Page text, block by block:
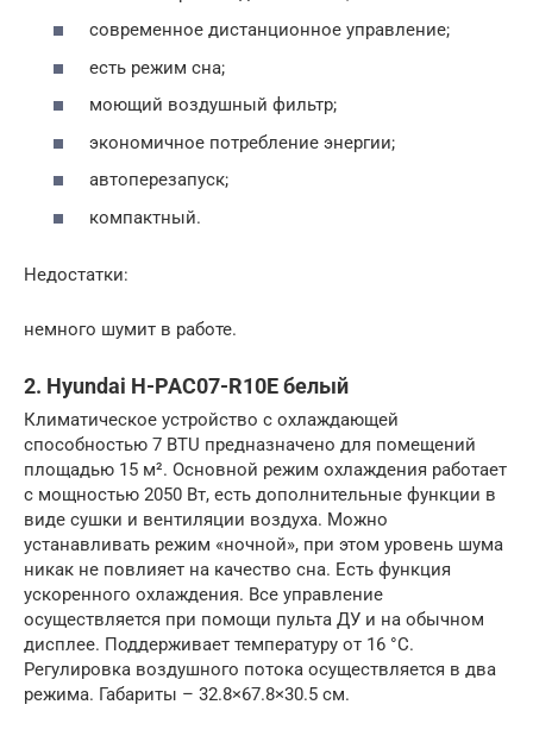
современное дистанционное управление;
есть режим сна;
моющий воздушный фильтр;
экономичное потребление энергии;
автоперезапуск;
компактный.
Недостатки:
немного шумит в работе.
2. Hyundai H-PAC07-R10E белый
Климатическое устройство с охлаждающей
способностью 7 BTU предназначено для помещений
площадью 15 м². Основной режим охлаждения работает
с мощностью 2050 Вт, есть дополнительные функции в
виде сушки и вентиляции воздуха. Можно
устанавливать режим «ночной», при этом уровень шума
никак не повлияет на качество сна. Есть функция
ускоренного охлаждения. Все управление
осуществляется при помощи пульта ДУ и на обычном
дисплее. Поддерживает температуру от 16 °С.
Регулировка воздушного потока осуществляется в два
режима. Габариты – 32.8×67.8×30.5 см.